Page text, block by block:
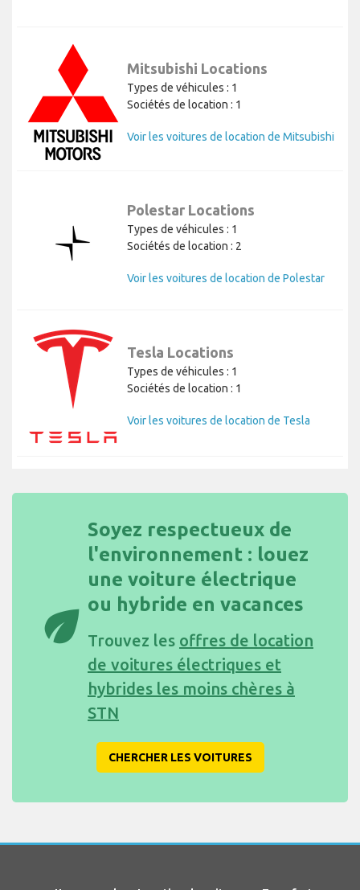
Mitsubishi Locations
Types de véhicules : 1
Sociétés de location : 1
Voir les voitures de location de Mitsubishi
Polestar Locations
Types de véhicules : 1
Sociétés de location : 2
Voir les voitures de location de Polestar
Tesla Locations
Types de véhicules : 1
Sociétés de location : 1
Voir les voitures de location de Tesla
eco
Soyez respectueux de
l'environnement : louez
une voiture électrique
ou hybride en vacances
Trouvez les offres de location
de voitures électriques et
hybrides les moins chères à
STN
CHERCHER LES VOITURES